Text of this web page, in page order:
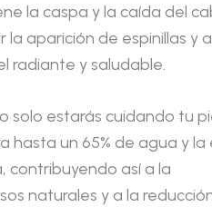
la caspa y la caída del
la aparición de espinillas y
radiante y saludable.
solo estarás cuidando tu
hasta un 65% de agua y la
contribuyendo así a la
naturales y a la